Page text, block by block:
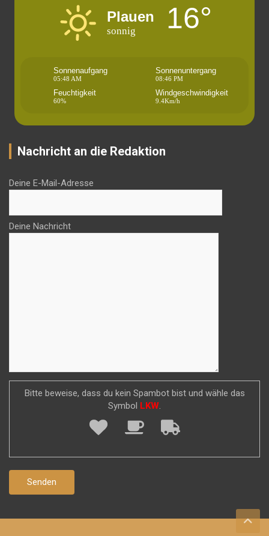
Plauen
sonnig 16°
Sonnenaufgang
05:48 AM
Sonnenuntergang
08:46 PM
Feuchtigkeit
60%
Windgeschwindigkeit
9.4Km/h
Nachricht an die Redaktion
Deine E-Mail-Adresse
Deine Nachricht
Bitte beweise, dass du kein Spambot bist und wähle das
Symbol LKW.